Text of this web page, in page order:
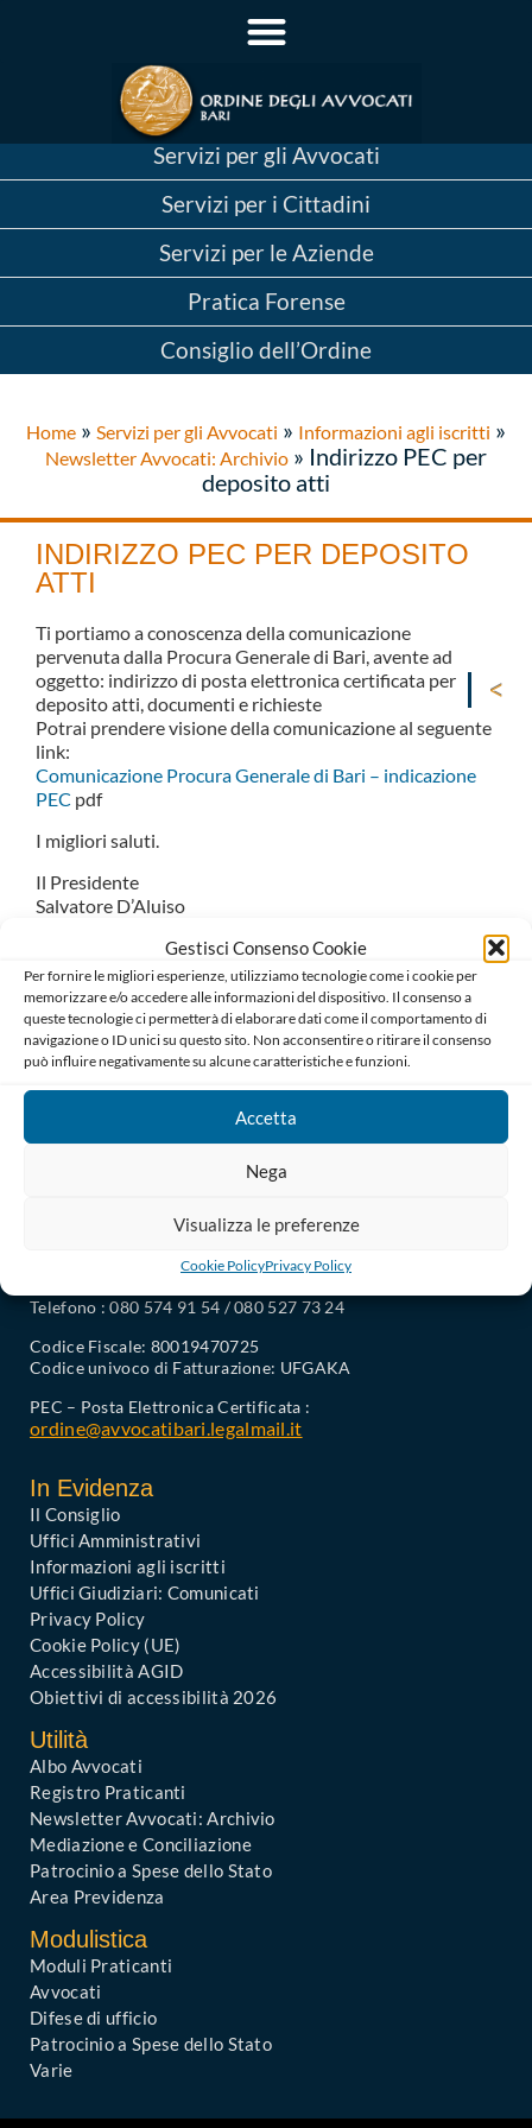
Gestisci Consenso Cookie
Per fornire le migliori esperienze, utilizziamo tecnologie come i cookie per
memorizzare e/o accedere alle informazioni del dispositivo. Il consenso a
queste tecnologie ci permetterà di elaborare dati come il comportamento di
navigazione o ID unici su questo sito. Non acconsentire o ritirare il consenso
può influire negativamente su alcune caratteristiche e funzioni.
Accetta
Nega
Visualizza le preferenze
Cookie PolicyPrivacy Policy
Servizi per gli Avvocati
Servizi per i Cittadini
Servizi per le Aziende
Pratica Forense
Consiglio dell’Ordine
Home » Servizi per gli Avvocati » Informazioni agli iscritti »
Newsletter Avvocati: Archivio » Indirizzo PEC per
deposito atti
INDIRIZZO PEC PER DEPOSITO
ATTI
Ti portiamo a conoscenza della comunicazione
pervenuta dalla Procura Generale di Bari, avente ad
oggetto: indirizzo di posta elettronica certificata per
deposito atti, documenti e richieste
Potrai prendere visione della comunicazione al seguente
link:
Comunicazione Procura Generale di Bari – indicazione
PEC pdf
I migliori saluti.
Il Presidente
Salvatore D’Aluiso
Il Consigliere Segretario
Carlo Mariani
Ordine degli Avvocati di Bari
Telefono : 080 574 91 54 / 080 527 73 24
Codice Fiscale: 80019470725
Codice univoco di Fatturazione: UFGAKA
PEC – Posta Elettronica Certificata :
ordine@avvocatibari.legalmail.it
In Evidenza
Il Consiglio
Uffici Amministrativi
Informazioni agli iscritti
Uffici Giudiziari: Comunicati
Privacy Policy
Cookie Policy (UE)
Accessibilità AGID
Obiettivi di accessibilità 2026
Utilità
Albo Avvocati
Registro Praticanti
Newsletter Avvocati: Archivio
Mediazione e Conciliazione
Patrocinio a Spese dello Stato
Area Previdenza
Modulistica
Moduli Praticanti
Avvocati
Difese di ufficio
Patrocinio a Spese dello Stato
Varie